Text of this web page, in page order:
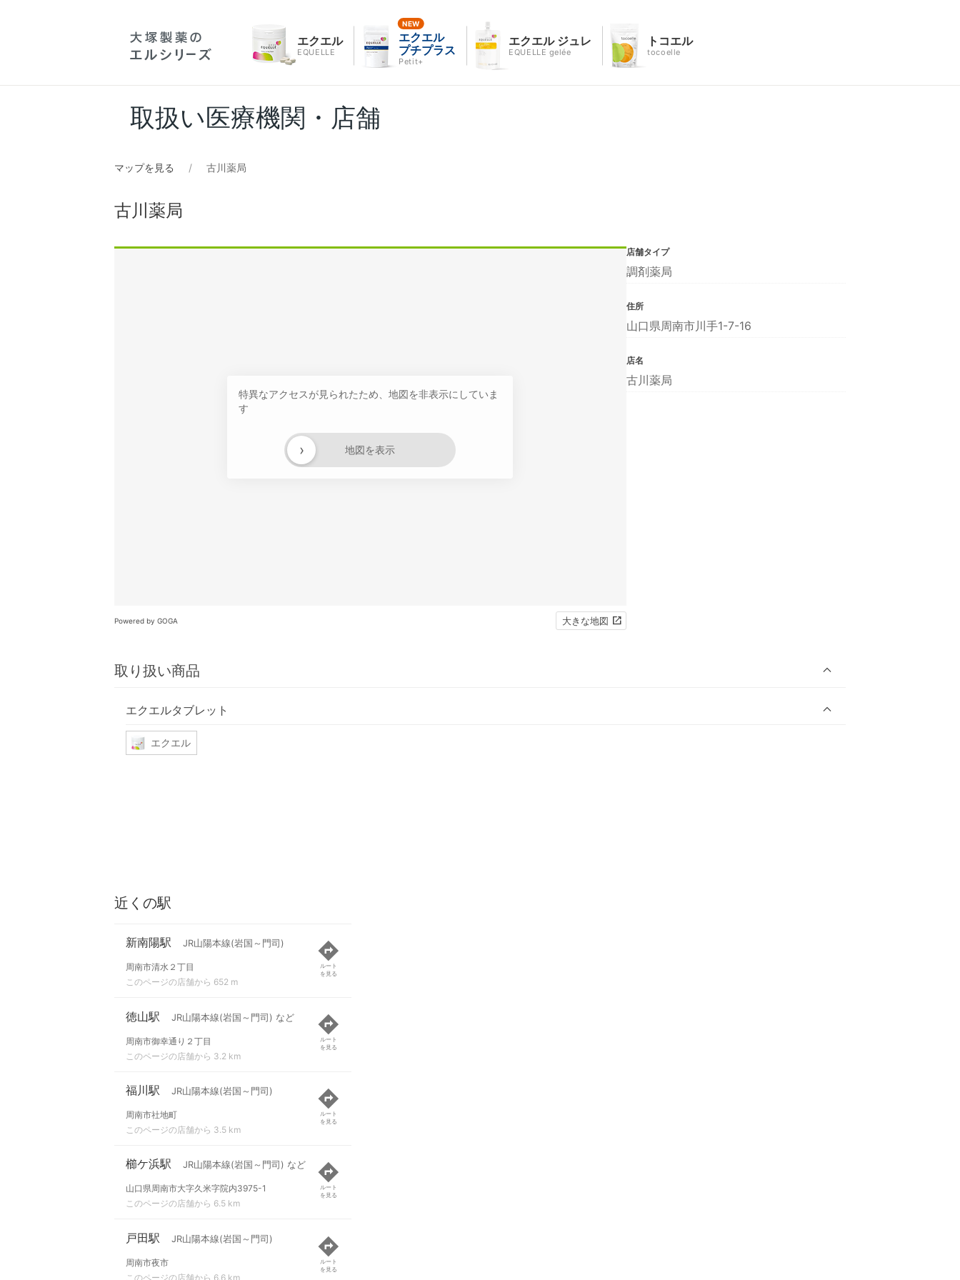
エクエル
EQUELLE
エクエル
プチプラス
Petit+
エクエル ジュレ
EQUELLE gelée
トコエル
tocoelle
取扱い医療機関・店舗
マップを見る 古川薬局
古川薬局
特異なアクセスが見られたため、地図を非表示にしていま
す
地図を表示
›
Powered by GOGA 大きな地図
取り扱い商品
エクエルタブレット
エクエル
店舗タイプ
調剤薬局
住所
山口県周南市川手1-7-16
店名
古川薬局
近くの駅
新南陽駅 JR山陽本線(岩国～門司)
周南市清水２丁目
このページの店舗から 652 m
ルート
を見る
徳山駅 JR山陽本線(岩国～門司) など
周南市御幸通り２丁目
このページの店舗から 3.2 km
ルート
を見る
福川駅 JR山陽本線(岩国～門司)
周南市社地町
このページの店舗から 3.5 km
ルート
を見る
櫛ケ浜駅 JR山陽本線(岩国～門司) など
山口県周南市大字久米字院内3975-1
このページの店舗から 6.5 km
ルート
を見る
戸田駅 JR山陽本線(岩国～門司)
周南市夜市
このページの店舗から 6.6 km
ルート
を見る